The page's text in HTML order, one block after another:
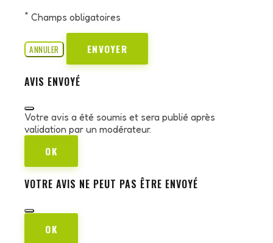
* Champs obligatoires
ANNULER ENVOYER
AVIS ENVOYÉ
Votre avis a été soumis et sera publié après
validation par un modérateur.
OK
VOTRE AVIS NE PEUT PAS ÊTRE ENVOYÉ
OK